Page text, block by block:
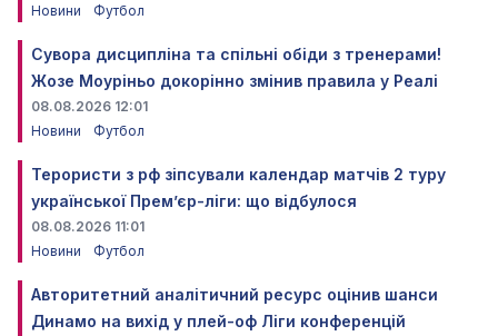
Новини
Футбол
Сувора дисципліна та спільні обіди з тренерами!
Жозе Моуріньо докорінно змінив правила у Реалі
08.08.2026 12:01
Новини
Футбол
Терористи з рф зіпсували календар матчів 2 туру
української Прем’єр-ліги: що відбулося
08.08.2026 11:01
Новини
Футбол
Авторитетний аналітичний ресурс оцінив шанси
Динамо на вихід у плей-оф Ліги конференцій